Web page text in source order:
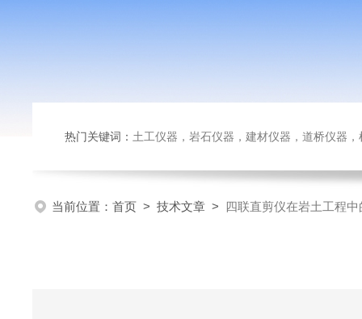
热门关键词： 土工仪器，岩石仪器，建材仪器，道桥仪器，检测
当前位置： 首页 > 技术文章 > 四联直剪仪在岩土工程